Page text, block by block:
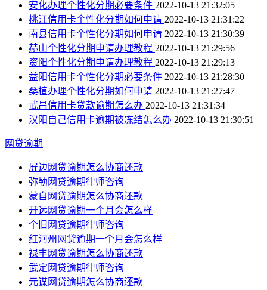
安化办理个性化分期必要条件 2022-10-13 21:32:05
桃江信用卡个性化分期如何申请 2022-10-13 21:31:22
南县信用卡个性化分期如何申请 2022-10-13 21:30:39
赫山个性化分期申请办理教程 2022-10-13 21:29:56
资阳个性化分期申请办理教程 2022-10-13 21:29:13
益阳信用卡个性化分期必要条件 2022-10-13 21:28:30
桑植办理个性化分期如何申请 2022-10-13 21:27:47
武昌信用卡贷款逾期怎么办 2022-10-13 21:31:34
汉阳自己信用卡逾期被冻结怎么办 2022-10-13 21:30:51
网贷逾期
屏边网贷逾期怎么协商还款
弥勒网贷逾期律师咨询
蒙自网贷逾期怎么协商还款
开远网贷逾期一个月会怎么样
个旧网贷逾期律师咨询
红河州网贷逾期一个月会怎么样
禄丰网贷逾期怎么协商还款
武定网贷逾期律师咨询
元谋网贷逾期怎么协商还款